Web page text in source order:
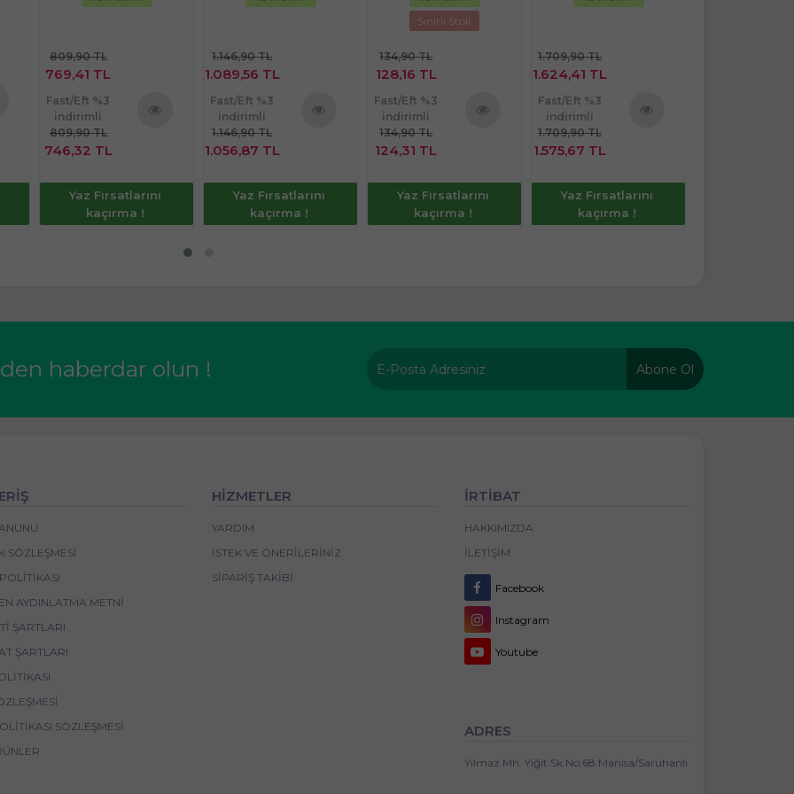
809,90 TL
769,41 TL
Fast/Eft %3
indirimli
809,90 TL
746,32 TL
Yaz Fırsatlarını
kaçırma !
1.146,90 TL
1.089,56 TL
Fast/Eft %3
indirimli
1.146,90 TL
1.056,87 TL
Yaz Fırsatlarını
kaçırma !
Sınırlı Stok
134,90 TL
128,16 TL
Fast/Eft %3
indirimli
134,90 TL
124,31 TL
Yaz Fırsatlarını
kaçırma !
1.709,90 TL
1.624,41 TL
Fast/Eft %3
indirimli
1.709,90 TL
1.575,67 TL
Yaz Fırsatlarını
kaçırma !
haberdar olun ! Abone Ol
SÖZLEŞMESI
AYDINLATMA METNI
ŞARTLARI
ŞARTLARI
SÖZLEŞMESI
HİZMETLER
YARDIM
İSTEK VE ÖNERILERINIZ
SIPARIŞ TAKIBI
İRTİBAT
HAKKIMIZDA
İLETIŞIM
Facebook
Instagram
Youtube
ADRES
Yılmaz Mh. Yiğit Sk No:68 Manisa/Saruhanlı